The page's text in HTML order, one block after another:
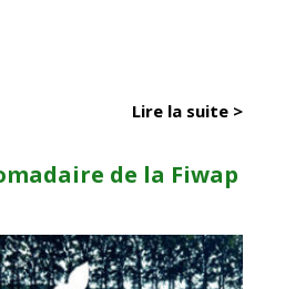
Lire la suite >
de la Fiwap